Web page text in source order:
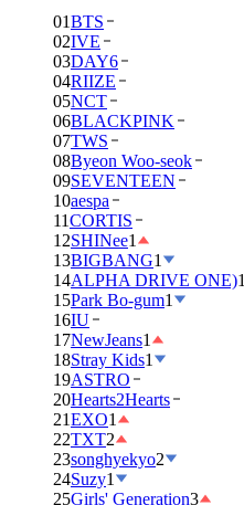
01BTS
02IVE
03DAY6
04RIIZE
05NCT
06BLACKPINK
07TWS
08Byeon Woo-seok
09SEVENTEEN
10aespa
11CORTIS
12SHINee1
13BIGBANG1
14ALPHA DRIVE ONE)1
15Park Bo-gum1
16IU
17NewJeans1
18Stray Kids1
19ASTRO
20Hearts2Hearts
21EXO1
22TXT2
23songhyekyo2
24Suzy1
25Girls' Generation3